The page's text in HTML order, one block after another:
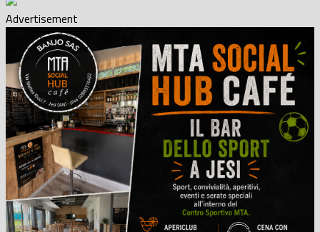
Advertisement